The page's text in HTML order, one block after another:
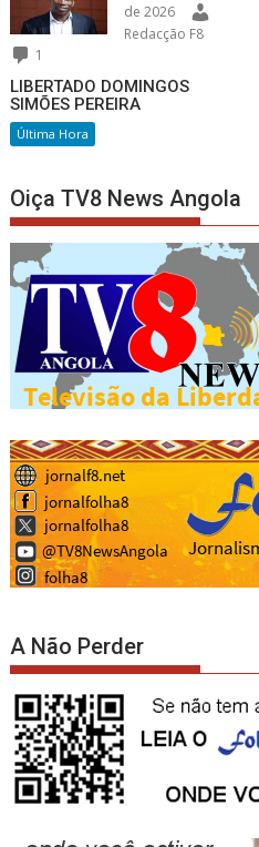
de 2026
Redacção F8
1
LIBERTADO DOMINGOS
SIMÕES PEREIRA
Última Hora
Oiça TV8 News Angola
A Não Perder